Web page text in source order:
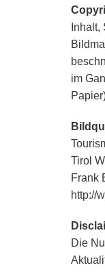
im
Tirol
Frank
http://
Die